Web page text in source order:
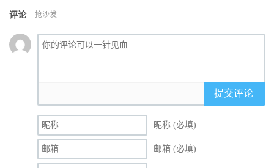
评论 抢沙发
提交评论
昵称 (必填)
邮箱 (必填)